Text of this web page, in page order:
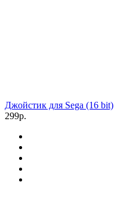
Джойстик для Sega (16 bit)
299р.